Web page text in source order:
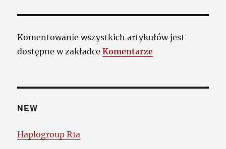
Komentowanie wszystkich artykułów jest
dostępne w zakładceKomentarze
NEW
Haplogroup R1a